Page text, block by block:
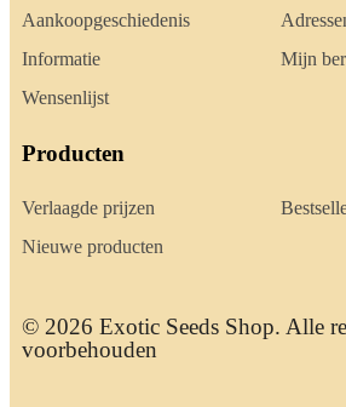
Aankoopgeschiedenis
Informatie
Wensenlijst
Mijn
Producten
Verlaagde prijzen
Nieuwe producten
© 2026 Exotic Seeds Shop. Alle
voorbehouden